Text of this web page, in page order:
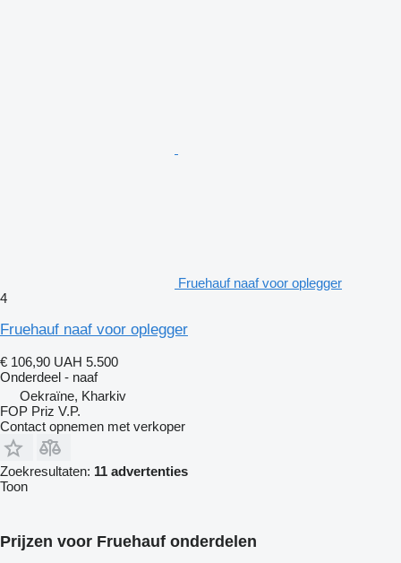
Fruehauf naaf voor oplegger
4
Fruehauf naaf voor oplegger
€ 106,90 UAH 5.500
Onderdeel - naaf
Oekraïne, Kharkiv
FOP Priz V.P.
Contact opnemen met verkoper
Zoekresultaten: 11 advertenties
Toon
Prijzen voor Fruehauf onderdelen